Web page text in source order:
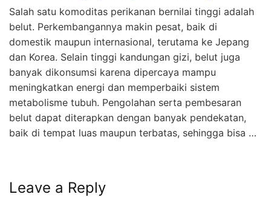
Salah satu komoditas perikanan bernilai tinggi adalah
belut. Perkembangannya makin pesat, baik di
domestik maupun internasional, terutama ke Jepang
dan Korea. Selain tinggi kandungan gizi, belut juga
banyak dikonsumsi karena dipercaya mampu
meningkatkan energi dan memperbaiki sistem
metabolisme tubuh. Pengolahan serta pembesaran
belut dapat diterapkan dengan banyak pendekatan,
baik di tempat luas maupun terbatas, sehingga bisa …
Leave a Reply